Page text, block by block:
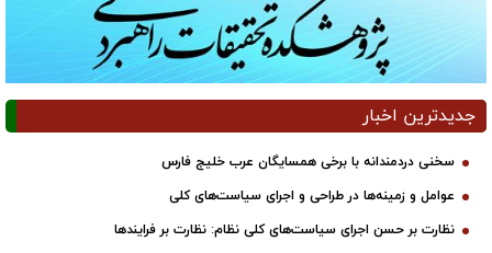
جدیدترین اخبار
سخنی دردمندانه با برخی همسایگان عرب خلیج فارس
عوامل و زمینه‌ها در طراحی و اجرای سیاست‌های کلی
نظارت بر حسن اجرای سیاست‌های کلی نظام: نظارت بر فرایندها